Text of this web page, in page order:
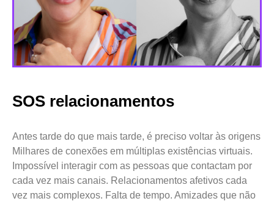
SOS relacionamentos
Antes tarde do que mais tarde, é preciso voltar às origens
Milhares de conexões em múltiplas existências virtuais.
Impossível interagir com as pessoas que contactam por
cada vez mais canais. Relacionamentos afetivos cada
vez mais complexos. Falta de tempo. Amizades que não